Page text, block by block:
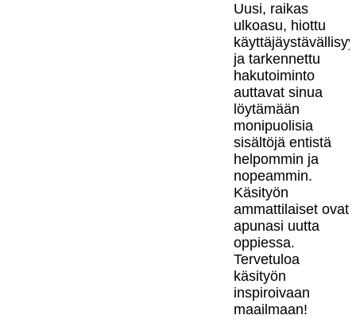
Uusi, raikas
ulkoasu, hiottu
ja tarkennettu
hakutoiminto
auttavat sinua
löytämään
monipuolisia
sisältöjä entistä
helpommin ja
nopeammin.
Käsityön
ammattilaiset ovat
apunasi uutta
oppiessa.
Tervetuloa
käsityön
inspiroivaan
maailmaan!